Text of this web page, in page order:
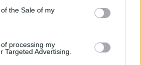
the Sale of my
processing my
Targeted Advertising.
párhuzamosan kezdődtek
is mind a négy utcában,
illetve a Penta Kft.-hez tartozó két
csapat, és egy
is dolgozik a teljes